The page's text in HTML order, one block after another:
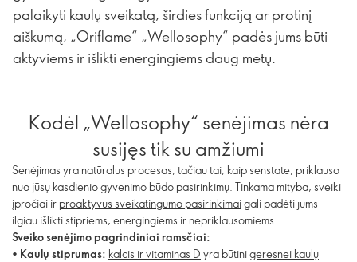
palaikyti kaulų sveikatą, širdies funkciją ar protinį
aiškumą, „Oriflame“ „Wellosophy“ padės jums būti
aktyviems ir išlikti energingiems daug metų.
Kodėl „Wellosophy“ senėjimas nėra
susijęs tik su amžiumi
Senėjimas yra natūralus procesas, tačiau tai, kaip senstate, priklauso
nuo jūsų kasdienio gyvenimo būdo pasirinkimų. Tinkama mityba, sveiki
įpročiai ir proaktyvūs sveikatingumo pasirinkimaigali padėti jums
ilgiau išlikti stipriems, energingiems ir nepriklausomiems.
Sveiko senėjimo pagrindiniai ramsčiai:
• Kaulų stiprumas: kalcis ir vitaminas D yra būtinigeresnei kaulų